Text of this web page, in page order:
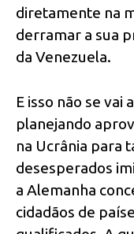
diretamente na
derramar a sua
da Venezuela.
E isso não se vai
planejando
na Ucrânia para
desesperados
a Alemanha
cidadãos de